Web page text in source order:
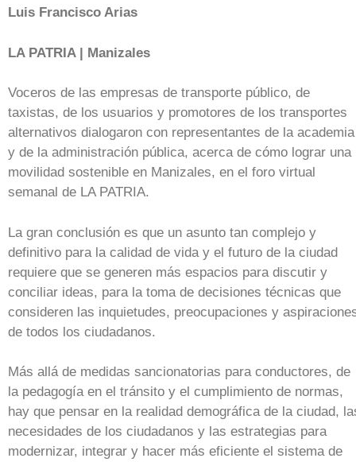
Luis Francisco Arias
LA PATRIA | Manizales
Voceros de las empresas de transporte público, de
taxistas, de los usuarios y promotores de los transportes
alternativos dialogaron con representantes de la academia
y de la administración pública, acerca de cómo lograr una
movilidad sostenible en Manizales, en el foro virtual
semanal de LA PATRIA.
La gran conclusión es que un asunto tan complejo y
definitivo para la calidad de vida y el futuro de la ciudad
requiere que se generen más espacios para discutir y
conciliar ideas, para la toma de decisiones técnicas que
consideren las inquietudes, preocupaciones y
de todos los ciudadanos.
Más allá de medidas sancionatorias para conductores, de
la pedagogía en el tránsito y el cumplimiento de normas,
hay que pensar en la realidad demográfica de la ciudad,
necesidades de los ciudadanos y las estrategias para
modernizar, integrar y hacer más eficiente el sistema de